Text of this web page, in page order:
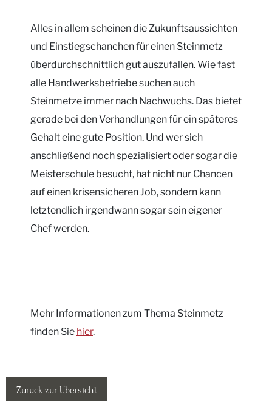
Zurück zur Übersicht
Alles in allem scheinen die Zukunftsaussichten
und Einstiegschanchen für einen Steinmetz
überdurchschnittlich gut auszufallen. Wie fast
alle Handwerksbetriebe suchen auch
Steinmetze immer nach Nachwuchs. Das bietet
gerade bei den Verhandlungen für ein späteres
Gehalt eine gute Position. Und wer sich
anschließend noch spezialisiert oder sogar die
Meisterschule besucht, hat nicht nur Chancen
auf einen krisensicheren Job, sondern kann
letztendlich irgendwann sogar sein eigener
Chef werden.
Mehr Informationen zum Thema Steinmetz
finden Sie hier.